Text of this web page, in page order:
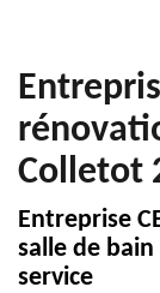
Colletot
Entreprise
salle de
service